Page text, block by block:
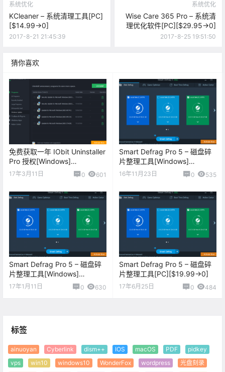
系统优化
KCleaner – 系统清理工具[PC]
[$14.99→0]
2017-8-21 21:45:39
系统优化
Wise Care 365 Pro – 系统清
理优化软件[PC][$29.95→0]
2017-8-25 19:51:50
猜你喜欢
免费获取一年 IObit Uninstaller
Pro 授权[Windows]
[$29.99→0]
17年3月11日 0 601
Smart Defrag Pro 5 – 磁盘碎
片整理工具[Windows]
[$19.99→0]
16年11月23日 0 535
Smart Defrag Pro 5 – 磁盘碎
片整理工具[Windows]
[$19.99→0]
17年1月11日 0 630
Smart Defrag Pro 5 – 磁盘碎
片整理工具[PC][$19.99→0]
17年6月25日 0 484
标签
ainuoyan Cyberlink dism++ IOS macOS PDF
pidkey
vps
win10 windows10 WonderFox wordpress
光盘刻录